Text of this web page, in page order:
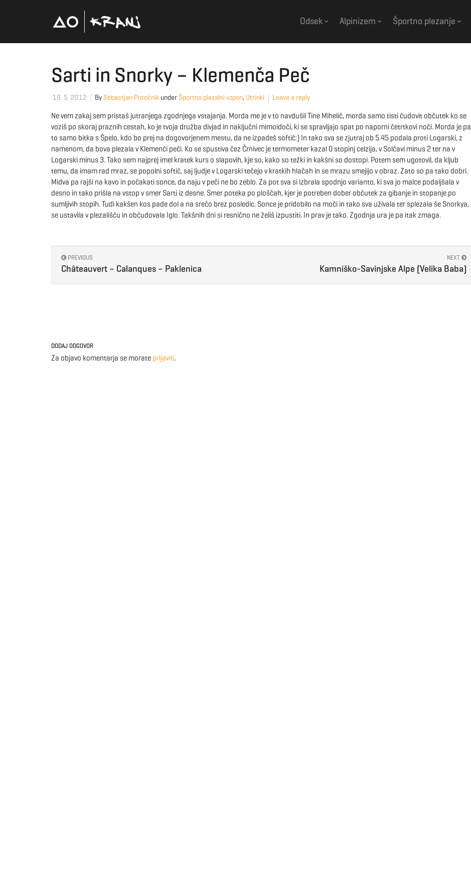
Odsek Alpinizem Športno plezanje
Sarti in Snorky – Klemenča Peč
19. 5. 2012 By Sebastjan Potočnik under Športno plezalni vzpon, Utrinki Leave a reply
Ne vem zakaj sem pristaš jutranjega zgodnjega vstajanja. Morda me je v to navdušil Tine Mihelič, morda samo tisti čudovit občutek ko se
voziš po skoraj praznih cestah, ko je tvoja družba divjad in naključni mimoidoči, ki se spravljajo spat po naporni četrtkovi noči. Morda je pa
to samo bitka s Špelo, kdo bo prej na dogovorjenem mestu, da ne izpadeš softič:) In tako sva se zjutraj ob 5.45 podala proti Logarski, z
namenom, da bova plezala v Klemenči peči. Ko se spustiva čez Črnivec je termometer kazal 0 stopinj celzija, v Solčavi minus 2 ter na v
Logarski minus 3. Tako sem najprej imel kratek kurs o slapovih, kje so, kako so težki in kakšni so dostopi. Potem sem ugotovil, da kljub
temu, da imam rad mraz, se popolni softič, saj ljudje v Logarski tečejo v kratkih hlačah in se mrazu smejijo v obraz. Zato so pa tako dobri.
Midva pa rajši na kavo in počakati sonce, da naju v peči ne bo zeblo. Za pot sva si izbrala spodnjo varianto, ki sva jo malce podaljšala v
desno in tako prišla na vstop v smer Sarti iz desne. Smer poteka po ploščah, kjer je potreben dober občutek za gibanje in stopanje po
sumljivih stopih. Tudi kakšen kos pade dol a na srečo brez posledic. Sonce je pridobilo na moči in tako sva uživala ter splezala še Snorkya,
se ustavila v plezališču in občudovala Iglo. Takšnih dni si resnično ne želiš izpustiti. In prav je tako. Zgodnja ura je pa itak zmaga.
PREVIOUS
Châteauvert – Calanques – Paklenica
NEXT
Kamniško-Savinjske Alpe (Velika Baba)
DODAJ ODGOVOR
Za objavo komentarja se morate prijaviti.